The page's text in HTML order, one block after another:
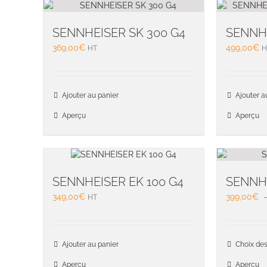
SENNHEISER SK 300 G4
369,00€ HT
Ajouter au panier
Aperçu
499,00€
Ajouter
Aperçu
SENNHEISER EK 100 G4
349,00€ HT
Ajouter au panier
Aperçu
399,00€
Choix
Aperçu